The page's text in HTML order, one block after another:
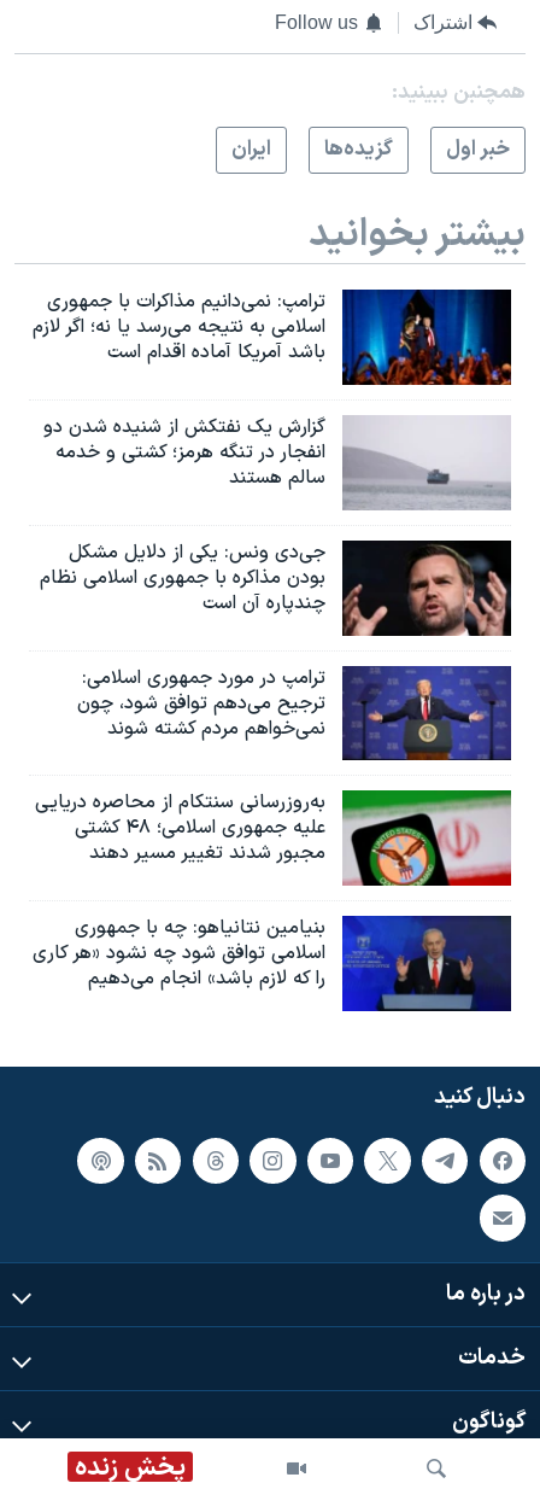
پخش زنده
اشتراک Follow us
همچنبن ببینید:
خبر اول
گزيده‌ها ايران
بیشتر بخوانید
ترامپ: نمی‌دانیم مذاکرات با جمهوری
اسلامی به نتیجه می‌رسد یا نه؛ اگر لازم
باشد آمریکا آماده اقدام است
گزارش یک نفتکش از شنیده شدن دو
انفجار در تنگه هرمز؛ کشتی و خدمه
سالم هستند
جی‌دی ونس: یکی از دلایل مشکل
بودن مذاکره با جمهوری اسلامی نظام
چندپاره آن است
ترامپ در مورد جمهوری اسلامی:
ترجیح می‌دهم توافق شود، چون
نمی‌خواهم مردم کشته شوند
به‌روزرسانی سنتکام از محاصره دریایی
علیه جمهوری اسلامی؛ ۴۸ کشتی
مجبور شدند تغییر مسیر دهند
بنیامین نتانیاهو: چه با جمهوری
اسلامی توافق شود چه نشود «هر کاری
را که لازم باشد» انجام می‌دهیم
دنبال کنید
در باره ما
خدمات
گوناگون